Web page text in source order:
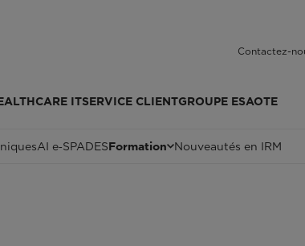
Contactez-
ITSERVICE CLIENTGROUPE ESAOTE
AI e‑SPADESFormation Nouveautés en IRM